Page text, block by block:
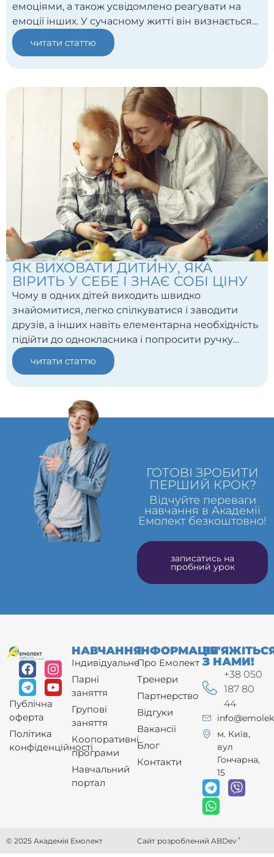
емоціями, а також усвідомлено реагувати на
емоції інших. У сучасному житті він визнається
ключовою складовою щастя, соціальної
адаптації і успішності. Дослідження показують,
що в сімейному середовищі — особливо в
частина цих навичок. Наприклад, у підлітковому
віці показник ЕІ дитини пов’язаний з тим, як
батьки сприймають і реагують на емоції дитини.
читати статтю
ЯК ВИХОВАТИ ДИТИНУ, ЯКА
ВІРИТЬ У СЕБЕ І ЗНАЄ СОБІ ЦІНУ
Чому в одних дітей виходить швидко
знайомитися, легко спілкуватися і заводити
друзів, а інших навіть елементарна необхідність
підійти до однокласника і попросити ручку
вводить у ступор? Яку роль тут відіграє
самооцінка дитини і її впевненість у собі?
Давайте розберемося.
читати статтю
ГОТОВІ ЗРОБИТИ
ПЕРШИЙ КРОК?
Відчуйте переваги
навчання в Академії
Емолект безкоштовно!
записатись на
пробний урок
Публічна
оферта
Політика
конфіденційності
НАВЧАННЯ
Індивідуальне
Парні
заняття
Групові
заняття
Коопоративні
програми
Навчальний
портал
ІНФОРМАЦІЯ
Про Емолект
Тренери
Партнерство
Відгуки
Вакансії
Блог
Контакти
З НАМИ!
+38 050
187 80
44
м. Київ,
вул
Гончарна,
15
© 2025 Академія Емолект Сайт розроблений ABDev.